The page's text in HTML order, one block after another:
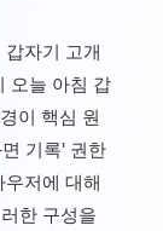
자기 고개
오늘 아침 갑
이 핵심 원
기록' 권한
저에 대해
한 구성을